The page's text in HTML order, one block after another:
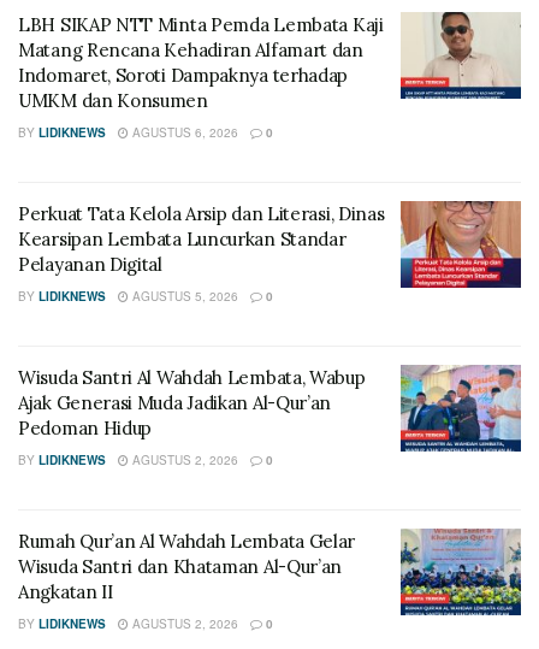
LBH SIKAP NTT Minta Pemda Lembata Kaji
Matang Rencana Kehadiran Alfamart dan
Indomaret, Soroti Dampaknya terhadap
UMKM dan Konsumen
BY LIDIKNEWS AGUSTUS 6, 2026 0
Perkuat Tata Kelola Arsip dan Literasi, Dinas
Kearsipan Lembata Luncurkan Standar
Pelayanan Digital
BY LIDIKNEWS AGUSTUS 5, 2026 0
Wisuda Santri Al Wahdah Lembata, Wabup
Ajak Generasi Muda Jadikan Al-Qur’an
Pedoman Hidup
BY LIDIKNEWS AGUSTUS 2, 2026 0
Rumah Qur’an Al Wahdah Lembata Gelar
Wisuda Santri dan Khataman Al-Qur’an
Angkatan II
BY LIDIKNEWS AGUSTUS 2, 2026 0